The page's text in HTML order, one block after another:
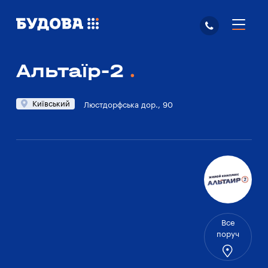
Альтаїр-2
Київський Люстдорфська дор., 90
Все
поруч